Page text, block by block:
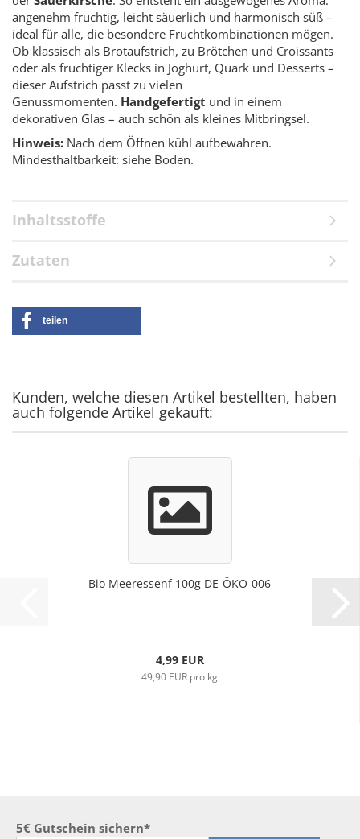
angenehm fruchtig, leicht säuerlich und harmonisch süß –
ideal für alle, die besondere Fruchtkombinationen mögen.
Ob klassisch als Brotaufstrich, zu Brötchen und Croissants
oder als fruchtiger Klecks in Joghurt, Quark und Desserts –
dieser Aufstrich passt zu vielen
Genussmomenten. Handgefertigt und in einem
dekorativen Glas – auch schön als kleines Mitbringsel.
Hinweis: Nach dem Öffnen kühl aufbewahren.
Mindesthaltbarkeit: siehe Boden.
Inhaltsstoffe
Zutaten
teilen
Kunden, welche diesen Artikel bestellten, haben
auch folgende Artikel gekauft:
Bio Meeressenf 100g DE-ÖKO-006
4,99 EUR
49,90 EUR pro kg
5€ Gutschein sichern*